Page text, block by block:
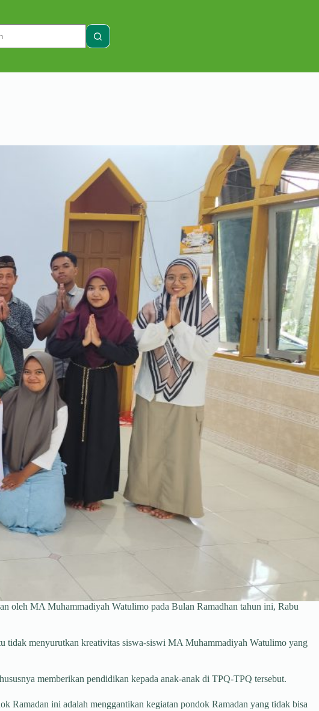
oleh MA Muhammadiyah Watulimo pada Bulan Ramadhan tahun ini, Rabu
tidak menyurutkan kreativitas siswa-siswi MA Muhammadiyah Watulimo yang
memberikan pendidikan kepada anak-anak di TPQ-TPQ tersebut.
ini adalah menggantikan kegiatan pondok Ramadan yang tidak bisa